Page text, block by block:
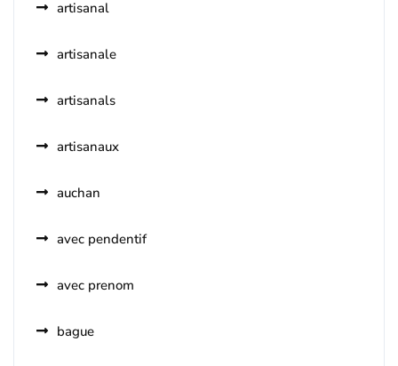
artisanal
artisanale
artisanals
artisanaux
auchan
avec pendentif
avec prenom
bague